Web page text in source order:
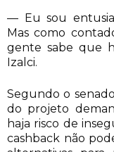
— Eu sou
Mas como
gente sabe que
Izalci.
Segundo o
do projeto
haja risco de
cashback não